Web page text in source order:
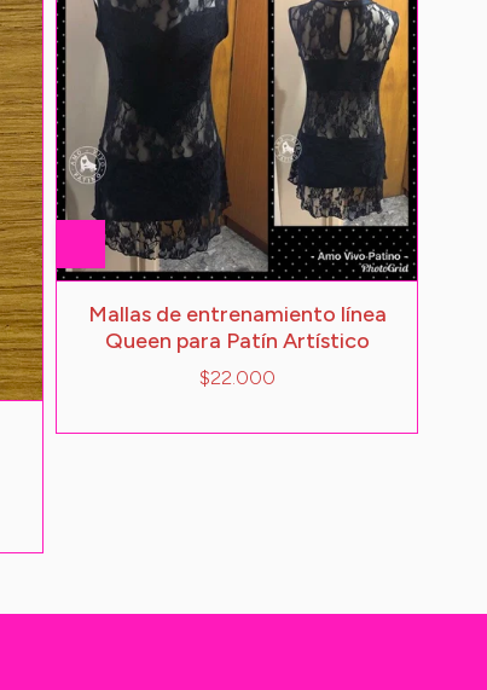
Mallas de entrenamiento línea
Queen para Patín Artístico
$22.000